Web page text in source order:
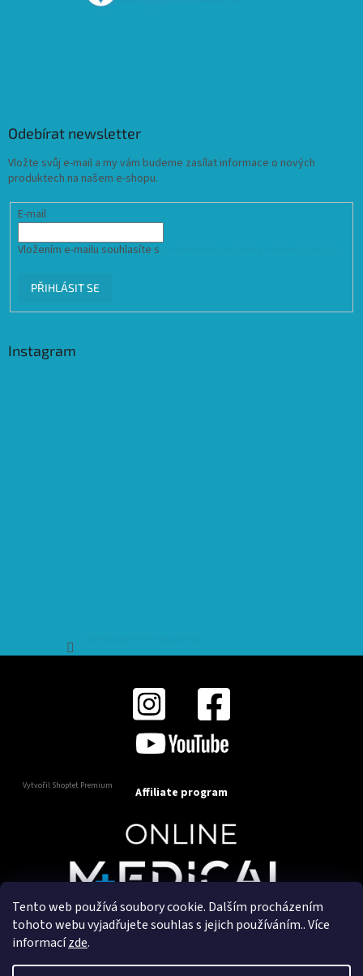
Tento web používá soubory cookie. Dalším procházením
tohoto webu vyjadřujete souhlas s jejich používáním.. Více
informacízde.
Odebírat newsletter
Vložte svůj e-mail a my vám budeme zasílat informace o nových
produktech na našem e-shopu.
E-mail
Vložením e-mailu souhlasíte s
PŘIHLÁSIT SE
Instagram
Vytvořil Shoptet Premium Affiliate program
Copyright 2025OnlineMedical.cz. Všechna práva
Vytvořil a marketingově zajišťuje